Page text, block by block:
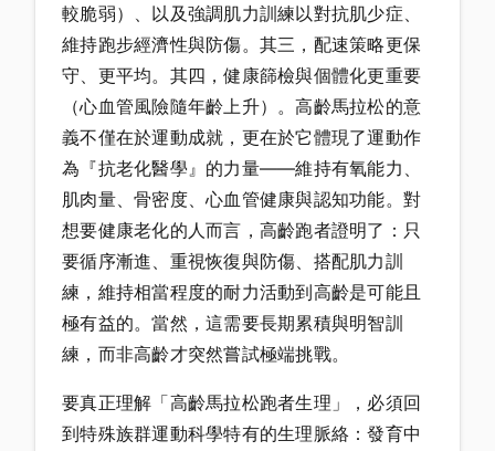
較脆弱）、以及強調肌力訓練以對抗肌少症、
維持跑步經濟性與防傷。其三，配速策略更保
守、更平均。其四，健康篩檢與個體化更重要
（心血管風險隨年齡上升）。高齡馬拉松的意
義不僅在於運動成就，更在於它體現了運動作
為『抗老化醫學』的力量——維持有氧能力、
肌肉量、骨密度、心血管健康與認知功能。對
想要健康老化的人而言，高齡跑者證明了：只
要循序漸進、重視恢復與防傷、搭配肌力訓
練，維持相當程度的耐力活動到高齡是可能且
極有益的。當然，這需要長期累積與明智訓
練，而非高齡才突然嘗試極端挑戰。
要真正理解「高齡馬拉松跑者生理」，必須回
到特殊族群運動科學特有的生理脈絡：發育中